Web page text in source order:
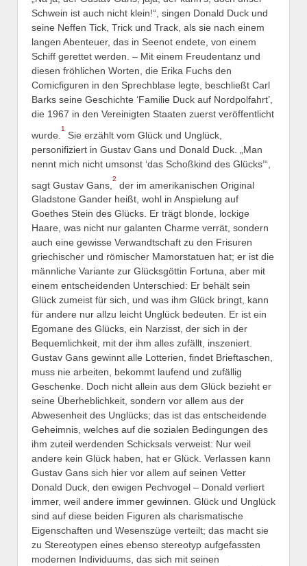
Schwein ist auch nicht klein!“, singen Donald Duck und
seine Neffen Tick, Trick und Track, als sie nach einem
langen Abenteuer, das in Seenot endete, von einem
Schiff gerettet werden. – Mit einem Freudentanz und
diesen fröhlichen Worten, die Erika Fuchs den
Comicfiguren in den Sprechblase legte, beschließt Carl
Barks seine Geschichte ‘Familie Duck auf Nordpolfahrt’,
die 1967 in den Vereinigten Staaten zuerst veröffentlicht
wurde.
1
Sie erzählt vom Glück und Unglück,
personifiziert in Gustav Gans und Donald Duck. „Man
nennt mich nicht umsonst ‘das Schoßkind des Glücks’“,
sagt Gustav Gans,
2
der im amerikanischen Original
Gladstone Gander heißt, wohl in Anspielung auf
Goethes Stein des Glücks. Er trägt blonde, lockige
Haare, was nicht nur galanten Charme verrät, sondern
auch eine gewisse Verwandtschaft zu den Frisuren
griechischer und römischer Mamorstatuen hat; er ist die
männliche Variante zur Glücksgöttin Fortuna, aber mit
einem entscheidenden Unterschied: Er behält sein
Glück zumeist für sich, und was ihm Glück bringt, kann
für andere nur allzu leicht Unglück bedeuten. Er ist ein
Egomane des Glücks, ein Narzisst, der sich in der
Bequemlichkeit, mit der ihm alles zufällt, inszeniert.
Gustav Gans gewinnt alle Lotterien, findet Brieftaschen,
muss nie arbeiten, bekommt laufend und zufällig
Geschenke. Doch nicht allein aus dem Glück bezieht er
seine Überheblichkeit, sondern vor allem aus der
Abwesenheit des Unglücks; das ist das entscheidende
Geheimnis, welches auf die sozialen Bedingungen des
ihm zuteil werdenden Schicksals verweist: Nur weil
andere kein Glück haben, hat er Glück. Verlassen kann
Gustav Gans sich hier vor allem auf seinen Vetter
Donald Duck, den ewigen Pechvogel – Donald verliert
immer, weil andere immer gewinnen. Glück und Unglück
sind auf diese beiden Figuren als charismatische
Eigenschaften und Wesenszüge verteilt; das macht sie
zu Stereotypen eines ebenso stereotyp aufgefassten
modernen Individuums, das sich mit seinen